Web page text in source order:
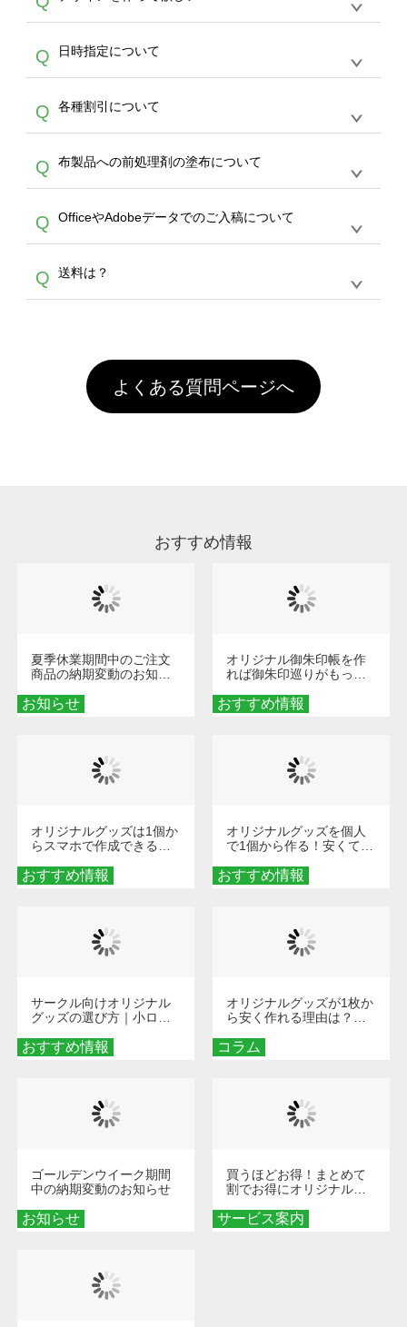
サービスよりも低価格で製作することが可能で
す。
写真などもアップロード可能です。使用できな
い画像はエラーになります。（※ Illustratorか
らの直接入稿には対応していません。AIで保存
し、デザインツールからアップロードして下さ
い）
文のみ受け付けております。30個以上のご製
作をお考えの方は、サポートが担当するエコバ
スをご利用頂ければ、電話やFAX、メールなど
でご注文が可能です。
A
を作って欲しい。などの場合は、製作数量が
30個以上であれば、サポート担当が、デザイ
バッグコンシェル
サー
ビスをご利用ください。(※ 30個以下の場合
は、デザインツールをご利用ください)
Q 日時指定について
A
ん。発送後18時以降に配送業者・伝票番号を
メールでお知らせいたしますので、直接配送業
者にご連絡いただき調整をお願い致します。
Q 各種割引について
A
カート内で自動的に割引(最大50%)が適用され
ます。 【付与ポイント】購入金額の1％が1ポ
イントとして付与され、次回ご注文時に1ポイ
ント＝1円としてお使いいただけます。ポイン
トは発送完了の翌日に付与され、次回ご注文時
からご利用頂けます。ポイントの有効期限は一
年間です。【会員ランク】過去10カ月のご注
文回数により会員ランク割引(最大5%)が適用
頂いても、ログインがされていなければ、ラン
クにカウントがされません。
Q 布製品への前処理剤の塗布について
A
意点（前処理剤）】カラー生地（Tシャツのホ
ワイト、トートバッグのナチュラル、ホワイト
といって、プリントを定着させるための処理剤
を塗布しており、短納期・低価格で商品をお届
害な性質で、水洗いで落とすことが可能です。
お手数ですが、お客様ご自身にて着用前に落と
していただけますようお願いいたします。※1
通常注文・直送機能でのご注文に関わらず、前
Q OfficeやAdobeデータでのご入稿について
A
ません。いずれのデータも該当デザインのみ画
像(JPEG,PNG,GIF,PDF)に変換、またはAdobe
Q 送料は？
引」などによるお値引きで4,000円未満になる
場合は送料がかかりますので、ご注意くださ
い。
よくある質問ページへ
おすすめ情報
お知らせ
夏季休業期間中のご注文
商品の納期変動のお知ら
おすすめ情報
オリジナル御朱印帳を作
れば御朱印巡りがもっと
ダーメイドする魅力と選
び方
おすすめ情報
オリジナルグッズは1個か
らスマホで作成できる！
くなる巾着＆ポーチ活用
術
おすすめ情報
オリジナルグッズを個人
で1個から作る！安くて簡
秘訣
おすすめ情報
サークル向けオリジナル
グッズの選び方｜小ロッ
める秘訣
コラム
オリジナルグッズが1枚か
ら安く作れる理由は？オ
とメリットを解説
お知らせ
ゴールデンウイーク期間
中の納期変動のお知らせ
サービス案内
買うほどお得！まとめて
割でお得にオリジナルグ